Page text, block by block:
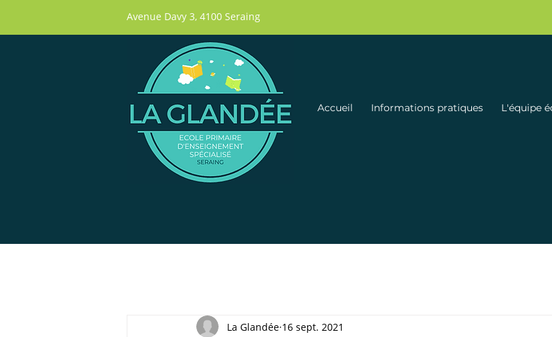
Avenue Davy 3, 4100 Seraing
Accueil Informations pratiques L'équipe
La Glandée 16 sept. 2021